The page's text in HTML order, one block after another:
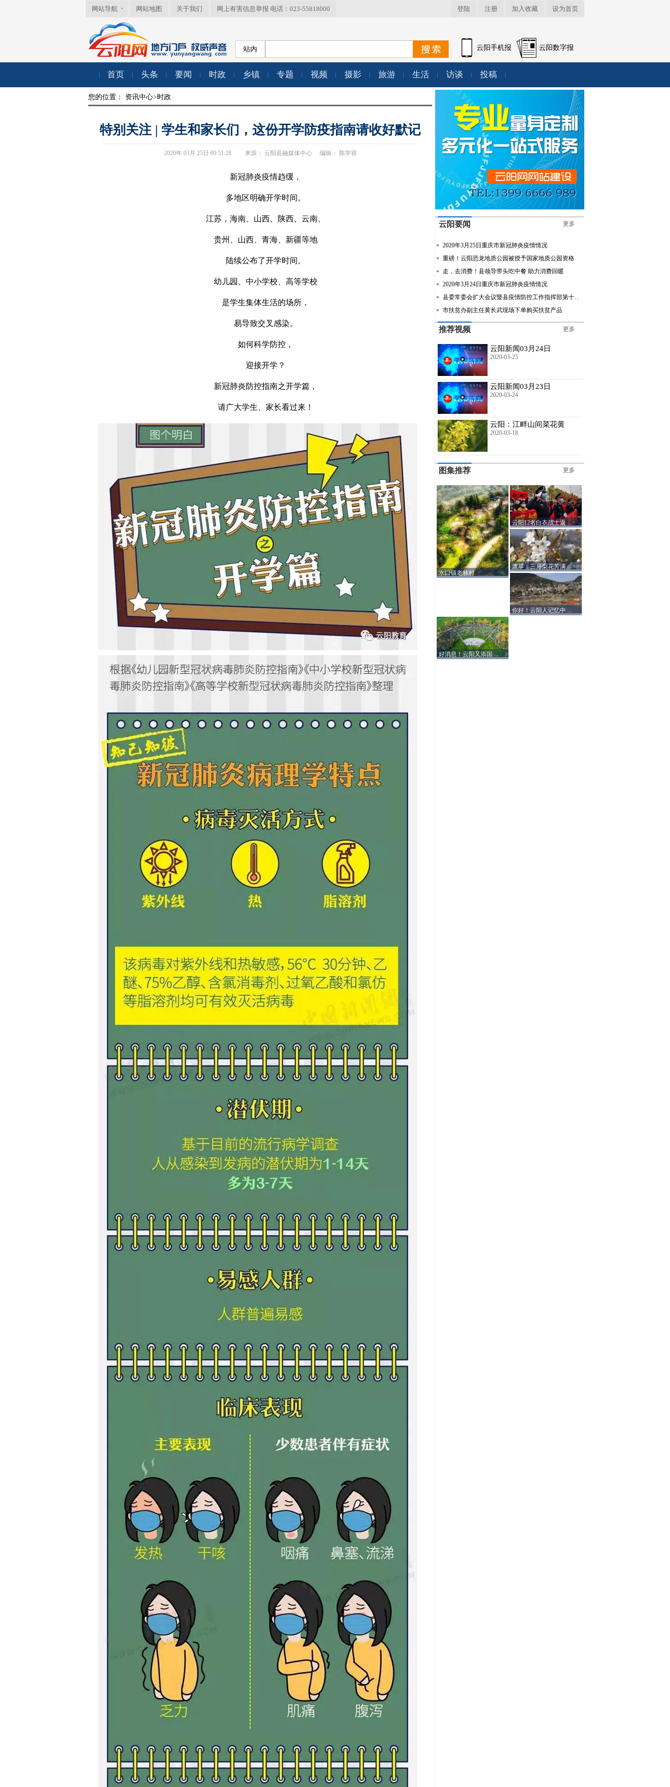
网站导航 网站地图 关于我们 网上有害信息举报 电话：023-55818000 设为首页
加入收藏
注册
登陆
站内 云阳手机报 云阳数字报
首页 头条 要闻 时政 乡镇 专题 视频 摄影 旅游 生活 访谈 投稿
您的位置： 资讯中心>时政
特别关注 | 学生和家长们，这份开学防疫指南请收好默记
2020年 03月 25日 09:51:28 来源： 云阳县融媒体中心 编辑： 陈学容
新冠肺炎疫情趋缓，
多地区明确开学时间。
江苏，海南、山西、陕西、云南、
贵州、山西、青海、新疆等地
陆续公布了开学时间。
幼儿园、中小学校、高等学校
是学生集体生活的场所，
易导致交叉感染。
如何科学防控，
迎接开学？
新冠肺炎防控指南之开学篇，
请广大学生、家长看过来！
更多
云阳要闻
2020年3月25日重庆市新冠肺炎疫情情况
重磅！云阳恐龙地质公园被授予国家地质公园资格
走，去消费！县领导带头吃中餐 助力消费回暖
2020年3月24日重庆市新冠肺炎疫情情况
县委常委会扩大会议暨县疫情防控工作指挥部第十七次调度会召开
市扶贫办副主任黄长武现场下单购买扶贫产品
更多
推荐视频
云阳新闻03月24日
2020-03-25
云阳新闻03月23日
2020-03-24
云阳：江畔山间菜花黄
2020-03-18
更多
图集推荐
水口镇老林村
云阳12名白衣战士返 ...
蔈草：三月梨花芳满 ...
你好！云阳人记忆中 ...
好消息！云阳又添国 ...